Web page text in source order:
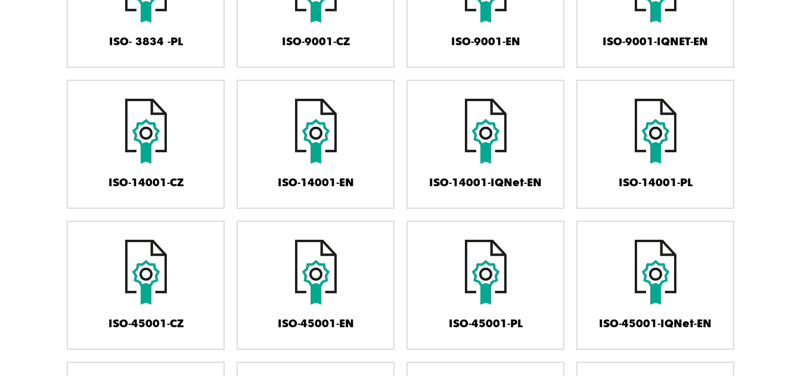
ISO- 3834 -PL ISO-9001-CZ ISO-9001-EN ISO-9001-IQNET-EN
ISO-14001-CZ ISO-14001-EN ISO-14001-IQNet-EN ISO-14001-PL
ISO-45001-CZ ISO-45001-EN ISO-45001-PL ISO-45001-IQNet-EN